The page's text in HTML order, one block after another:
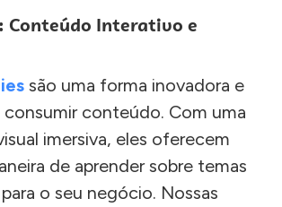
Conteúdo Interativo e
são uma forma inovadora e
conteúdo. Com uma
imersiva, eles oferecem
de aprender sobre temas
o seu negócio. Nossas